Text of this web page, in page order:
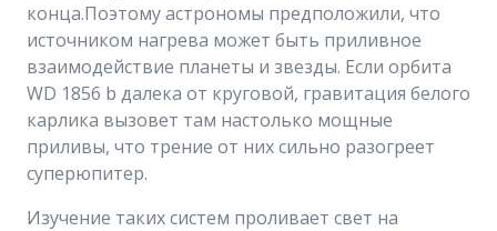
конца.Поэтому астрономы предположили, что
источником нагрева может быть приливное
взаимодействие планеты и звезды. Если орбита
WD 1856 b далека от круговой, гравитация белого
карлика вызовет там настолько мощные
приливы, что трение от них сильно разогреет
суперюпитер.
Изучение таких систем проливает свет на